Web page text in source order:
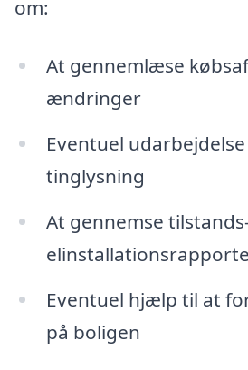
om:
At gennemlæse
ændringer
Eventuel
tinglysning
At gennemse
Eventuel hjælp til at
på boligen